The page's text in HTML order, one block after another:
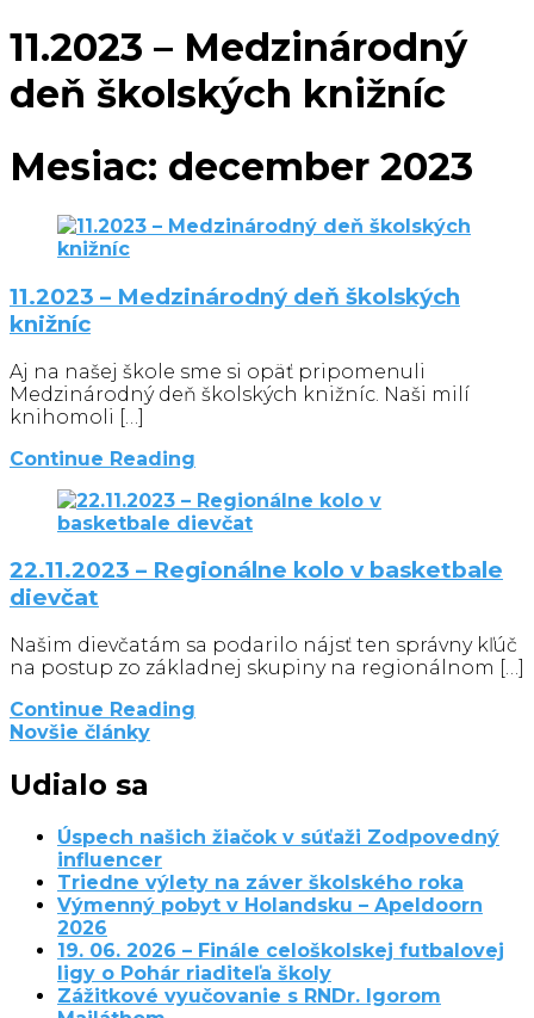
11.2023 – Medzinárodný
deň školských knižníc
Mesiac: december 2023
11.2023 – Medzinárodný deň školských
knižníc
Aj na našej škole sme si opäť pripomenuli
Medzinárodný deň školských knižníc. Naši milí
knihomoli […]
Continue Reading
22.11.2023 – Regionálne kolo v basketbale
dievčat
Našim dievčatám sa podarilo nájsť ten správny kľúč
na postup zo základnej skupiny na regionálnom […]
Continue Reading
Navigácia
v
článkoch
Novšie články
Udialo sa
Úspech našich žiačok v súťaži Zodpovedný
influencer
Triedne výlety na záver školského roka
Výmenný pobyt v Holandsku – Apeldoorn
2026
19. 06. 2026 – Finále celoškolskej futbalovej
ligy o Pohár riaditeľa školy
Zážitkové vyučovanie s RNDr. Igorom